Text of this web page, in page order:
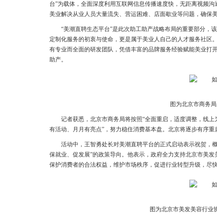
台”为载体，全面深度利用互联网信息传播速度快，无距离视频
美业解决从业人员大量流失、营运困难、店面歇业等问题，确保
“美潮直聘生态平台”是此次助工助产战略布局的重要部分，
定制化服务的初衷与使命，更是属于美业人自己的人才服务社
有专业而全面的研发团队，凭借丰富的品牌服务经验赋能美业
助产。
图为北京市商务
记者获悉，北京市商务局将按照“全面重启，适度调整，线
有活动、月月有亮点”，努力稳住消费基本盘。北京将逐步有序
活动中，王智勇处长对美潮直聘平台的正式启动表示祝贺，
保就业、促发展”的政策导向。他表示，政府全力支持北京市美
保护消费者的合法权益，维护市场秩序，促进行业转型升级，尽
图为北京市美发美容行业